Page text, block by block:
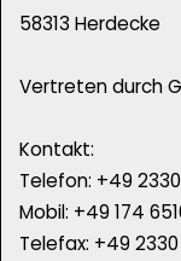
58313 Herdecke
Vertreten durch
Kontakt:
Telefon: +49
Mobil: +49 174
Telefax: +49